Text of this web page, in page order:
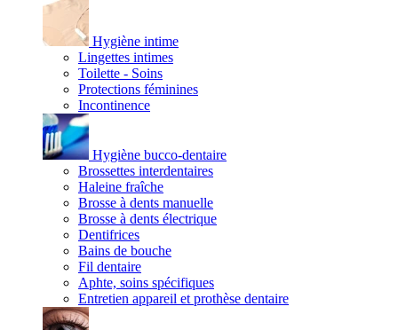
Hygiène intime
Lingettes intimes
Toilette - Soins
Protections féminines
Incontinence
Hygiène bucco-dentaire
Brossettes interdentaires
Haleine fraîche
Brosse à dents manuelle
Brosse à dents électrique
Dentifrices
Bains de bouche
Fil dentaire
Aphte, soins spécifiques
Entretien appareil et prothèse dentaire